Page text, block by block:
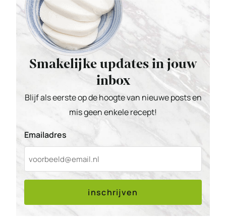
Smakelijke updates in jouw
inbox
Blijf als eerste op de hoogte van nieuwe posts en
mis geen enkele recept!
Emailadres
inschrijven